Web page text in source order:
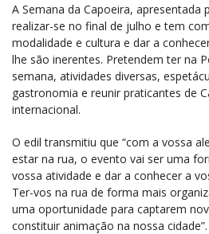
A Semana da Capoeira, apresentada
realizar-se no final de julho e tem
modalidade e cultura e dar a
lhe são inerentes. Pretendem ter na
semana, atividades diversas,
gastronomia e reunir praticantes de
internacional.
O edil transmitiu que “com a vossa
estar na rua, o evento vai ser uma
vossa atividade e dar a conhecer a
Ter-vos na rua de forma mais
uma oportunidade para captarem
constituir animação na nossa cidade”.